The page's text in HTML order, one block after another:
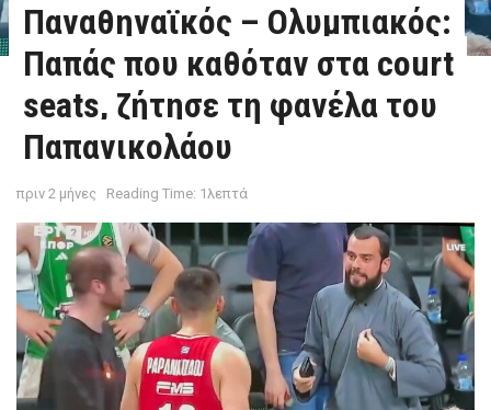
Παναθηναϊκός – Ολυμπιακός:
Παπάς που καθόταν στα court
seats, ζήτησε τη φανέλα του
Παπανικολάου
πριν 2 μήνες Reading Time: 1λεπτά